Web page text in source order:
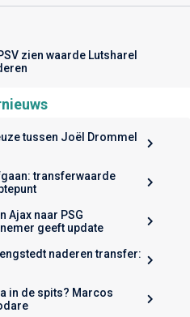
zien waarde Lutsharel
tussen Joël Drommel
transferwaarde
Ajax naar PSG
geeft update
naderen transfer:
in de spits? Marcos